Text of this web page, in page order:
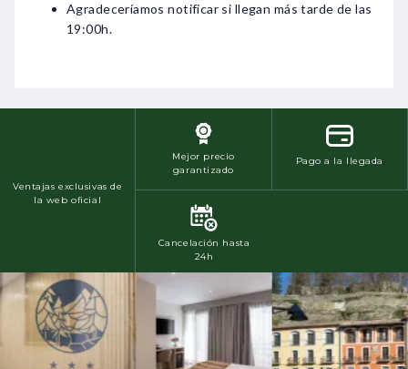
Agradeceríamos notificar si llegan más tarde de las
19:00h.
Ventajas exclusivas de
la web oficial
Mejor precio
garantizado
Pago a la llegada
Cancelación hasta
24h